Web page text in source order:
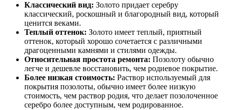
Классический вид: Золото придает серебру
классический, роскошный и благородный вид, который
ценится веками.
Теплый оттенок: Золото имеет теплый, приятный
оттенок, который хорошо сочетается с различными
драгоценными камнями и стилями одежды.
Относительная простота ремонта: Позолоту обычно
легче и дешевле восстановить, чем родиевое покрытие.
Более низкая стоимость: Раствор используемый для
покрытия позолоты, обычно имеет более низкую
стоимость, чем раствор родия, что делает позолоченное
серебро более доступным, чем родированное.